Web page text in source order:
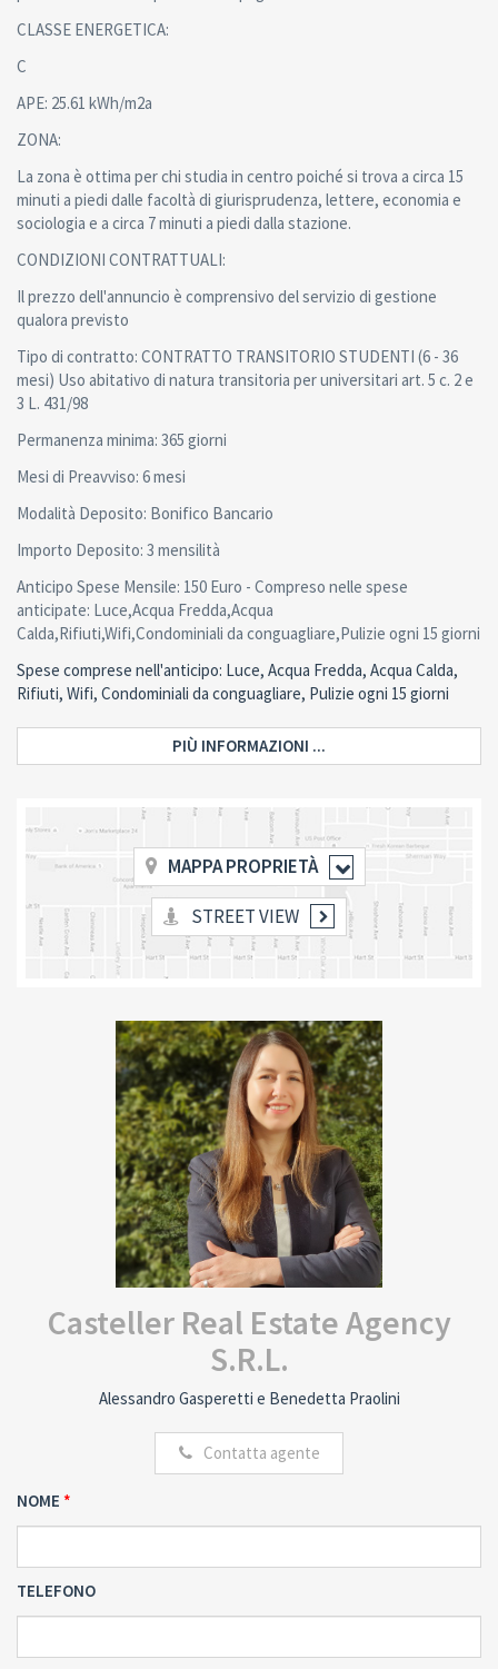
CLASSE ENERGETICA:
C
APE: 25.61 kWh/m2a
ZONA:
La zona è ottima per chi studia in centro poiché si trova a circa 15
minuti a piedi dalle facoltà di giurisprudenza, lettere, economia e
sociologia e a circa 7 minuti a piedi dalla stazione.
CONDIZIONI CONTRATTUALI:
Il prezzo dell'annuncio è comprensivo del servizio di gestione
qualora previsto
Tipo di contratto: CONTRATTO TRANSITORIO STUDENTI (6 - 36
mesi) Uso abitativo di natura transitoria per universitari art. 5 c. 2 e
3 L. 431/98
Permanenza minima: 365 giorni
Mesi di Preavviso: 6 mesi
Modalità Deposito: Bonifico Bancario
Importo Deposito: 3 mensilità
Anticipo Spese Mensile: 150 Euro - Compreso nelle spese
anticipate: Luce,Acqua Fredda,Acqua
Calda,Rifiuti,Wifi,Condominiali da conguagliare,Pulizie ogni 15 giorni
Spese comprese nell'anticipo: Luce, Acqua Fredda, Acqua Calda,
Rifiuti, Wifi, Condominiali da conguagliare, Pulizie ogni 15 giorni
PIÙ INFORMAZIONI ...
MAPPA PROPRIETÀ
STREET VIEW
Casteller Real Estate Agency
S.R.L.
Alessandro Gasperetti e Benedetta Praolini
Contatta agente
NOME
TELEFONO